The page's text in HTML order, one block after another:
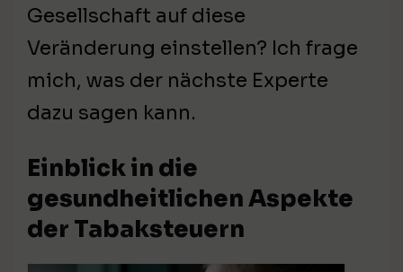
Gesellschaft auf diese
Veränderung einstellen? Ich frage
mich, was der nächste Experte
dazu sagen kann.
Einblick in die
gesundheitlichen Aspekte
der Tabaksteuern